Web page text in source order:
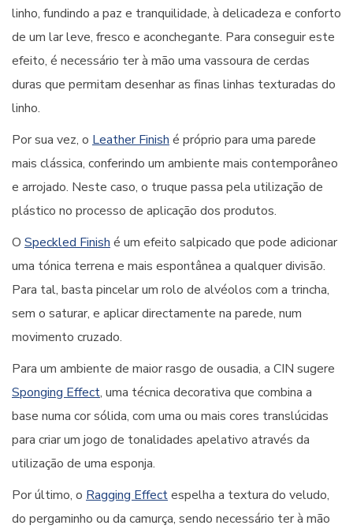
linho, fundindo a paz e tranquilidade, à delicadeza e conforto
de um lar leve, fresco e aconchegante. Para conseguir este
efeito, é necessário ter à mão uma vassoura de cerdas
duras que permitam desenhar as finas linhas texturadas do
linho.
Por sua vez, o Leather Finish é próprio para uma parede
mais clássica, conferindo um ambiente mais contemporâneo
e arrojado. Neste caso, o truque passa pela utilização de
plástico no processo de aplicação dos produtos.
O Speckled Finish é um efeito salpicado que pode adicionar
uma tónica terrena e mais espontânea a qualquer divisão.
Para tal, basta pincelar um rolo de alvéolos com a trincha,
sem o saturar, e aplicar directamente na parede, num
movimento cruzado.
Para um ambiente de maior rasgo de ousadia, a CIN sugere
Sponging Effect, uma técnica decorativa que combina a
base numa cor sólida, com uma ou mais cores translúcidas
para criar um jogo de tonalidades apelativo através da
utilização de uma esponja.
Por último, o Ragging Effectespelha a textura do veludo,
do pergaminho ou da camurça, sendo necessário ter à mão